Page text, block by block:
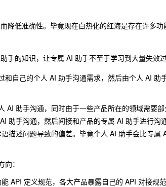
降低准确性。毕竟现在白热化的红海是存在许多功
手的知识，让专属 AI 助手不至于学习到大量失效
自己的个人 AI 助手沟通需求，然后由个人 AI 助
AI 助手沟通，同时由于一些产品所在的领域需要
助手沟通，然后间接和产品的专属 AI 助手进行沟
描述问题导致的偏差。毕竟个人 AI 助手会比专属
：
API 定义规范，各大产品暴露自己的 API 对接规